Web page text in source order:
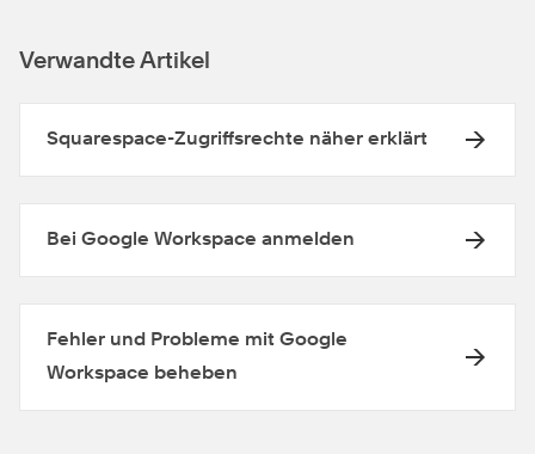
Verwandte Artikel
Squarespace-Zugriffsrechte näher erklärt
Bei Google Workspace anmelden
Fehler und Probleme mit Google
Workspace beheben